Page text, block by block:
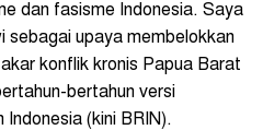
dan fasisme Indonesia. Saya
sebagai upaya membelokkan
konflik kronis Papua Barat
bertahun versi
Indonesia (kini BRIN).